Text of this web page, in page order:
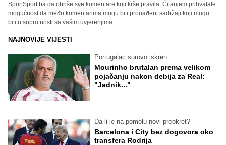
SportSport.ba da obriše sve komentare koji krše pravila. Čitanjem prihvatate
mogućnost da među komentarima mogu biti pronađeni sadržaji koji mogu
biti u suprotnosti sa vašim uvjerenjima.
NAJNOVIJE VIJESTI
Portugalac surovo iskren
Mourinho brutalan prema velikom
pojačanju nakon debija za Real:
"Jadnik..."
Da li je na pomolu novi preokret?
Barcelona i City bez dogovora oko
transfera Rodrija